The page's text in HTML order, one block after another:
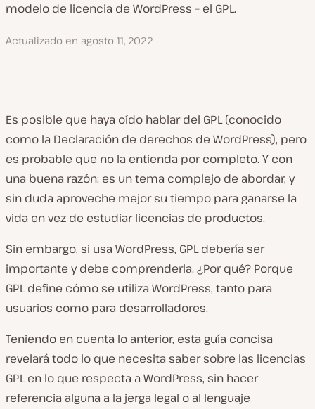
modelo de licencia de WordPress – el GPL.
Actualizado en agosto 11, 2022
Es posible que haya oído hablar del GPL (conocido
como la Declaración de derechos de WordPress), pero
es probable que no la entienda por completo. Y con
una buena razón: es un tema complejo de abordar, y
sin duda aproveche mejor su tiempo para ganarse la
vida en vez de estudiar licencias de productos.
Sin embargo, si usa WordPress, GPL debería ser
importante y debe comprenderla. ¿Por qué? Porque
GPL define cómo se utiliza WordPress, tanto para
usuarios como para desarrolladores.
Teniendo en cuenta lo anterior, esta guía concisa
revelará todo lo que necesita saber sobre las licencias
GPL en lo que respecta a WordPress, sin hacer
referencia alguna a la jerga legal o al lenguaje